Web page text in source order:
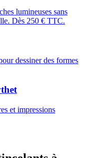
lumineuses sans
Dès 250 € TTC.
dessiner des formes
et impressions